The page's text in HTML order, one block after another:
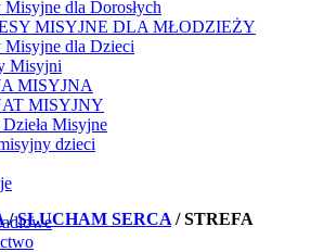
dla Dorosłych
MISYJNE DLA MŁODZIEŻY
Misyjne dla Dzieci
Misyjni
MISYJNA
MISYJNY
Misyjne
dzieci
/SŁUCHAM SERCA / STREFA